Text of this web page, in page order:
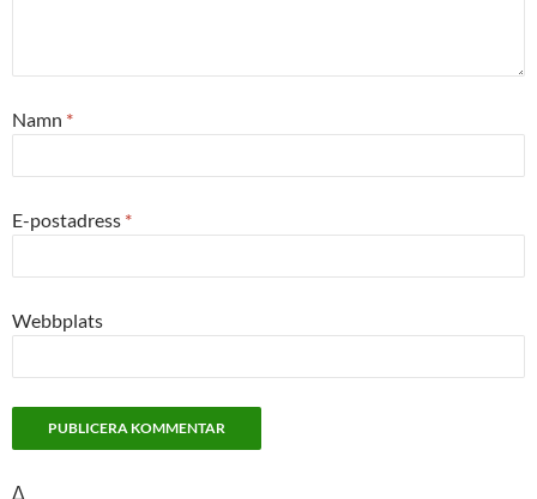
Namn *
E-postadress *
Webbplats
Δ